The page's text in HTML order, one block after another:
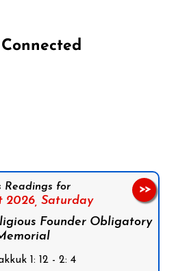
Readings for
2026, Saturday
Founder Obligatory
1: 12 - 2: 4
>>